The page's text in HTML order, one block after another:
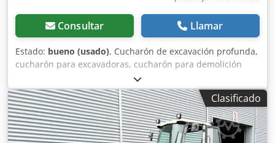
Consultar Llamar
Estado: bueno (usado), Cucharón de excavación profunda,
cucharón para excavadoras, cucharón para demolición
Dksdpfx Aob A I Rcemasr -Ancho: 600 mm -Altura: 600 mm
-Profundidad: 800 mm -Medida entre los puntos de
montaje: 255/200 mm -Diámetro del orificio: Ø 45/50 mm -
Dientes de desgarro -El montaje del cucharón puede
modificarse por un coste adicional -Peso propio: 160 kg
Clasificado